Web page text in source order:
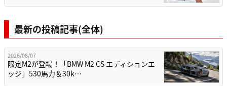
最新の投稿記事(全体)
2026/08/07
限定M2が登場！「BMW M2 CS エディションエ
ッジ」530馬力＆30k…